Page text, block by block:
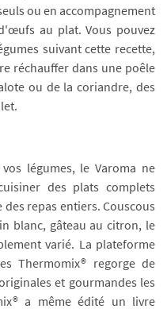
ou en accompagnement
au plat. Vous pouvez
suivant cette recette,
réchauffer dans une poêle
ou de la coriandre, des
légumes, le Varoma ne
des plats complets
repas entiers. Couscous
blanc, gâteau au citron, le
varié. La plateforme
Thermomix® regorge de
et gourmandes les
a même édité un livre